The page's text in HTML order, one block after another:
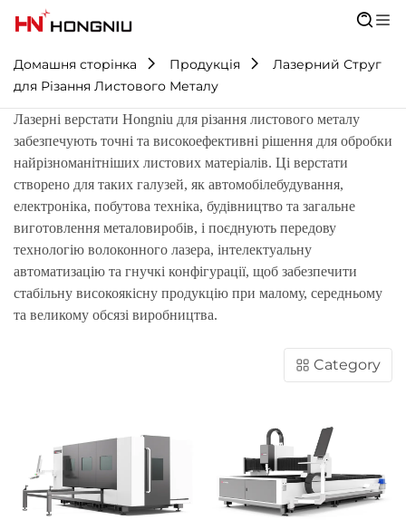
Домашня сторінка Продукція
Лазерний Струг
для Різання Листового Металу
Лазерні верстати Hongniu для різання листового металу
забезпечують точні та високоефективні рішення для обробки
найрізноманітніших листових матеріалів. Ці верстати
створено для таких галузей, як автомобілебудування,
електроніка, побутова техніка, будівництво та загальне
виготовлення металовиробів, і поєднують передову
технологію волоконного лазера, інтелектуальну
автоматизацію та гнучкі конфігурації, щоб забезпечити
стабільну високоякісну продукцію при малому, середньому
та великому обсязі виробництва.
Category